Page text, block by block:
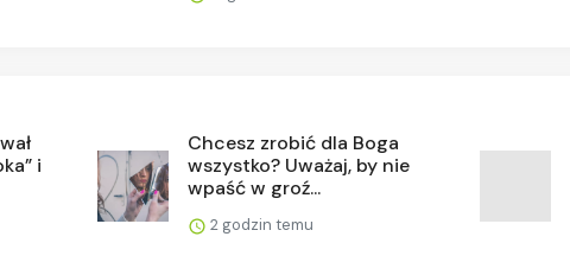
i
Chcesz zrobić dla Boga
wszystko? Uważaj, by nie
wpaść w groź...
2 godzin temu